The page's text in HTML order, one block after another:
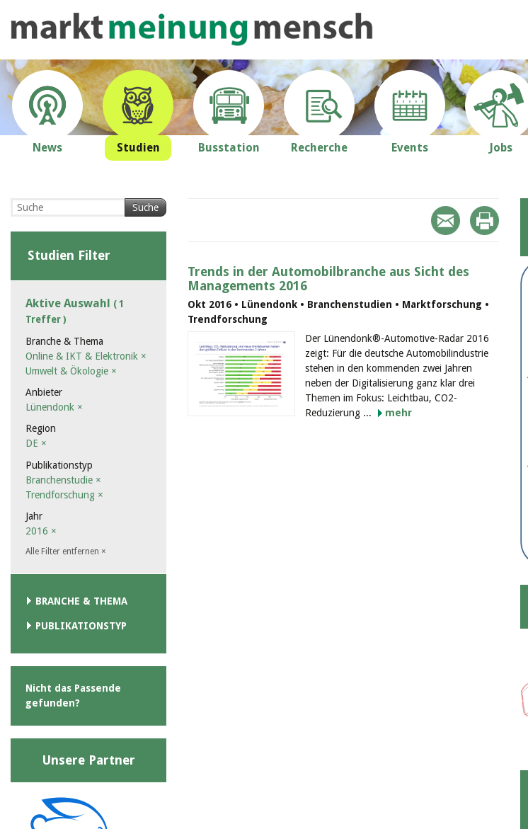
News Studien Busstation Recherche Events Jobs
Trends in der Automobilbranche aus Sicht des
Managements 2016
Okt 2016 • Lünendonk • Branchenstudien • Marktforschung •
Trendforschung
Der Lünendonk®-Automotive-Radar 2016
zeigt: Für die deutsche Automobilindustrie
stehen in den kommenden zwei Jahren
neben der Digitalisierung ganz klar drei
Themen im Fokus: Leichtbau, CO2-
Reduzierung ...
mehr
Suche
Studien Filter
Aktive Auswahl ( 1
Treffer )
Branche & Thema
Online & IKT & Elektronik ×
Umwelt & Ökologie ×
Anbieter
Lünendonk ×
Region
DE ×
Publikationstyp
Branchenstudie ×
Trendforschung ×
Jahr
2016 ×
Alle Filter entfernen ×
BRANCHE & THEMA
PUBLIKATIONSTYP
Nicht das Passende
gefunden?
Unsere Partner